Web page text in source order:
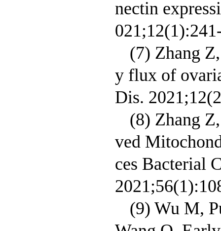
nectin
(7) Zhang
y flux of
Dis.
(8) Zhang
ved
ces Bacterial
(9) Wu M,